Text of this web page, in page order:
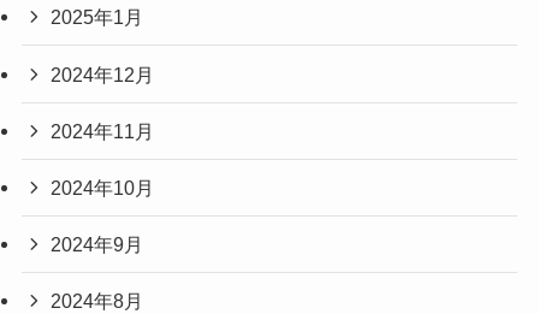
2025年1月
2024年12月
2024年11月
2024年10月
2024年9月
2024年8月